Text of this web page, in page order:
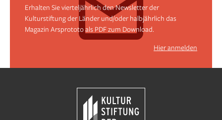
Erhalten Sie vierteljährlich den Newsletter der
Kulturstiftung der Länder und/oder halbjährlich das
Magazin Arsprototo als PDF zum Download.
Hier anmelden